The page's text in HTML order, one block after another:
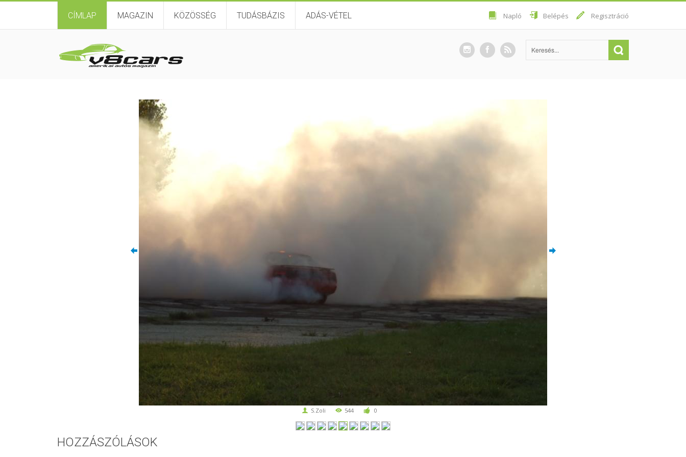
CÍMLAP MAGAZIN KÖZÖSSÉG TUDÁSBÁZIS ADÁS-VÉTEL Napló Belépés Regisztráció
S.Zoli 544 0
HOZZÁSZÓLÁSOK